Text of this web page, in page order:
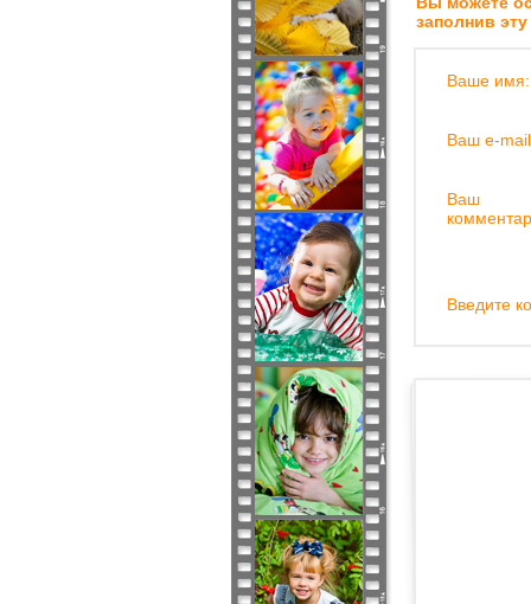
заполнив
Ваше имя:
Ваш e-
Ваш
Введите